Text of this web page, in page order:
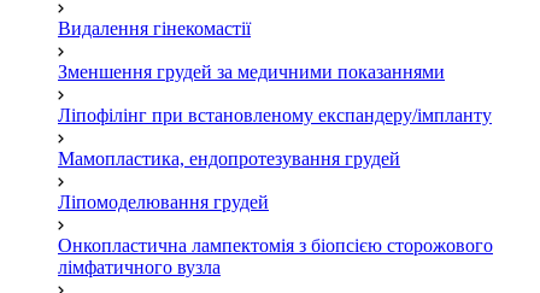
Видалення гінекомастії
Зменшення грудей за медичними показаннями
Ліпофілінг при встановленому експандеру/імпланту
Мамопластика, ендопротезування грудей
Ліпомоделювання грудей
Онкопластична лампектомія з біопсією сторожового
лімфатичного вузла